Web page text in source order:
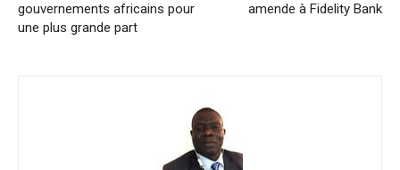
gouvernements africains pour
une plus grande part
amende à Fidelity Bank